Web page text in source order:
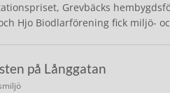
Grevbäcks
Hjo Biodlarförening fick miljö-
på Långgatan